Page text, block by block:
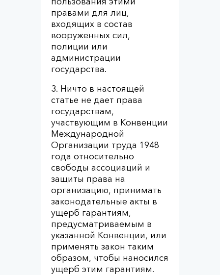
правами для лиц,
входящих в состав
вооруженных сил,
полиции или
администрации
государства.
3. Ничто в настоящей
статье не дает права
государствам,
участвующим в Конвенции
Международной
Организации труда 1948
года относительно
свободы ассоциаций и
защиты права на
организацию, принимать
законодательные акты в
ущерб гарантиям,
предусматриваемым в
указанной Конвенции, или
применять закон таким
образом, чтобы наносился
ущерб этим гарантиям.